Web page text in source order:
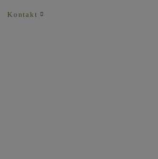
Kontakt